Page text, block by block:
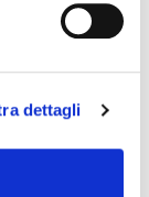
dettagli
market di
8),
1),